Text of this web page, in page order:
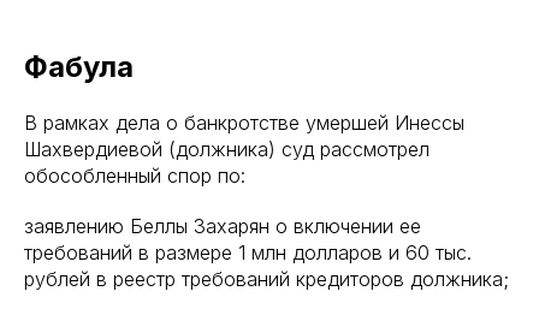
Фабула
В рамках дела о банкротстве умершей Инессы
Шахвердиевой (должника) суд рассмотрел
обособленный спор по:
заявлению Беллы Захарян о включении ее
требований в размере 1 млн долларов и 60 тыс.
рублей в реестр требований кредиторов должника;